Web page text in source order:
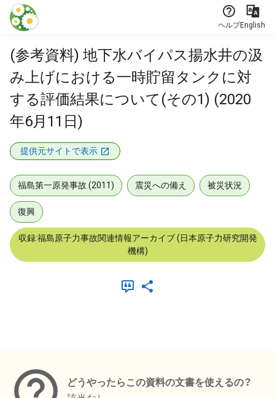
本文に飛ぶ
ヘルプEnglish
(参考資料) 地下水バイパス揚水井の汲
み上げにおける一時貯留タンクに対
する評価結果について(その1) (2020
年6月11日)
提供元サイトで表示
福島第一原発事故 (2011) 震災への備え 被災状況
復興
収録:福島原子力事故関連情報アーカイブ (日本原子力研究開発
機構)
どうやったらこの資料の文書を使えるの？